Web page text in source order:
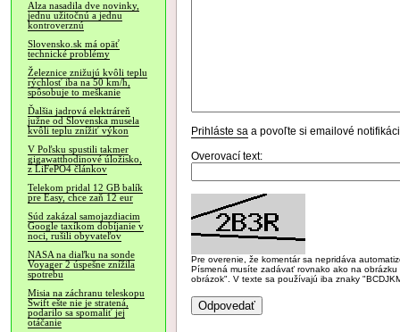
Alza nasadila dve novinky,
jednu užitočnú a jednu
kontroverznú
Slovensko.sk má opäť
technické problémy
Železnice znižujú kvôli teplu
rýchlosť iba na 50 km/h,
spôsobuje to meškanie
Ďalšia jadrová elektráreň
južne od Slovenska musela
kvôli teplu znížiť výkon
V Poľsku spustili takmer
gigawatthodinové úložisko,
z LiFePO4 článkov
Telekom pridal 12 GB balík
pre Easy, chce zaň 12 eur
Súd zakázal samojazdiacim
Google taxíkom dobíjanie v
noci, rušili obyvateľov
NASA na diaľku na sonde
Voyager 2 úspešne znížila
spotrebu
Misia na záchranu teleskopu
Swift ešte nie je stratená,
podarilo sa spomaliť jej
otáčanie
Prihláste sa a povoľte si emailové
Overovací text:
Pre overenie, že komentár sa nepridáva
Písmená musíte zadávať rovnako ako na
obrázok". V texte sa používajú iba znaky